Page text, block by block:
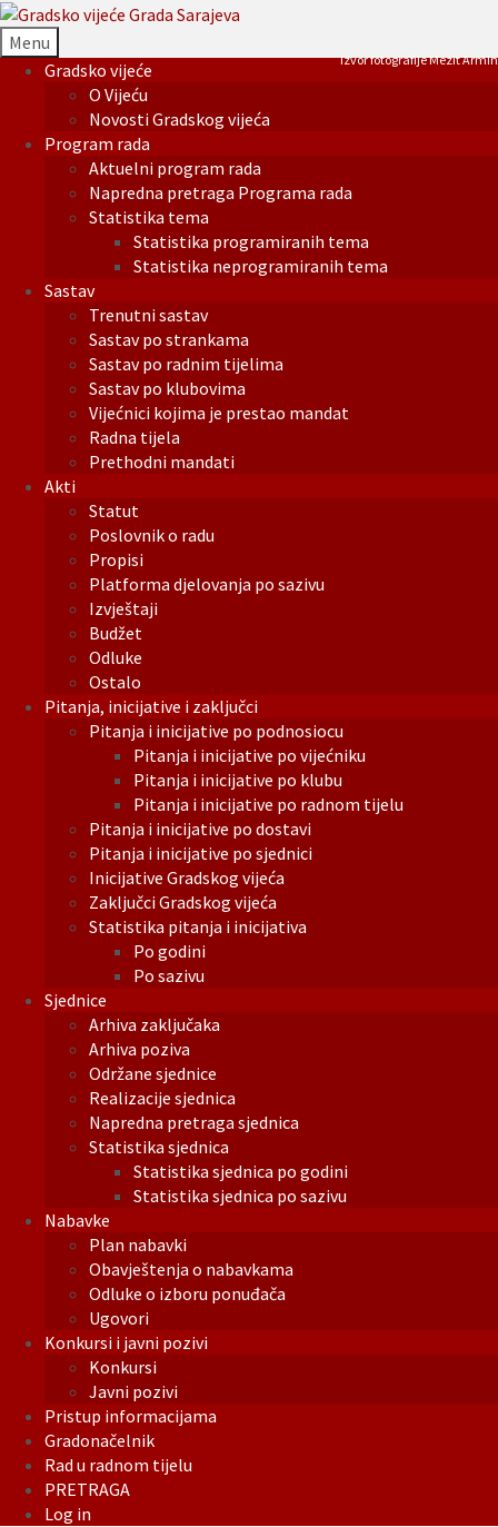
Menu
Gradsko vijeće
O Vijeću
Novosti Gradskog vijeća
Program rada
Aktuelni program rada
Napredna pretraga Programa rada
Statistika tema
Statistika programiranih tema
Statistika neprogramiranih tema
Sastav
Trenutni sastav
Sastav po strankama
Sastav po radnim tijelima
Sastav po klubovima
Vijećnici kojima je prestao mandat
Radna tijela
Prethodni mandati
Akti
Statut
Poslovnik o radu
Propisi
Platforma djelovanja po sazivu
Izvještaji
Budžet
Odluke
Ostalo
Pitanja, inicijative i zaključci
Pitanja i inicijative po podnosiocu
Pitanja i inicijative po vijećniku
Pitanja i inicijative po klubu
Pitanja i inicijative po radnom tijelu
Pitanja i inicijative po dostavi
Pitanja i inicijative po sjednici
Inicijative Gradskog vijeća
Zaključci Gradskog vijeća
Statistika pitanja i inicijativa
Po godini
Po sazivu
Sjednice
Arhiva zaključaka
Arhiva poziva
Održane sjednice
Realizacije sjednica
Napredna pretraga sjednica
Statistika sjednica
Statistika sjednica po godini
Statistika sjednica po sazivu
Nabavke
Plan nabavki
Obavještenja o nabavkama
Odluke o izboru ponuđača
Ugovori
Konkursi i javni pozivi
Konkursi
Javni pozivi
Pristup informacijama
Gradonačelnik
Rad u radnom tijelu
PRETRAGA
Log in
Izvor fotografije Mezit Armin